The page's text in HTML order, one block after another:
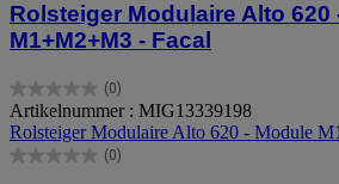
Rolsteiger Modulaire Alto 620
M1+M2+M3 - Facal
(0)
0.0
van
de
5
Artikelnummer : MIG13339198
Rolsteiger Modulaire Alto 620 - Module
(0)
0.0